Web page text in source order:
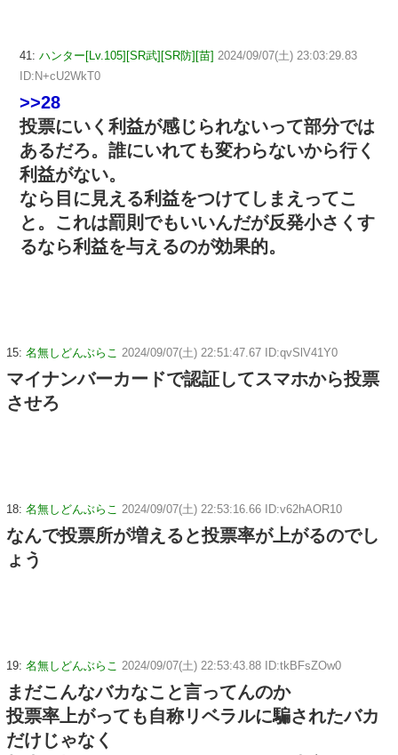
41: ハンター[Lv.105][SR武][SR防][苗] 2024/09/07(土) 23:03:29.83
ID:N+cU2WkT0
>>28
投票にいく利益が感じられないって部分では
あるだろ。誰にいれても変わらないから行く
利益がない。
なら目に見える利益をつけてしまえってこ
と。これは罰則でもいいんだが反発小さくす
るなら利益を与えるのが効果的。
15: 名無しどんぶらこ 2024/09/07(土) 22:51:47.67 ID:qvSlV41Y0
マイナンバーカードで認証してスマホから投票
させろ
18: 名無しどんぶらこ 2024/09/07(土) 22:53:16.66 ID:v62hAOR10
なんで投票所が増えると投票率が上がるのでし
ょう
19: 名無しどんぶらこ 2024/09/07(土) 22:53:43.88 ID:tkBFsZOw0
まだこんなバカなこと言ってんのか
投票率上がっても自称リベラルに騙されたバカ
だけじゃなく